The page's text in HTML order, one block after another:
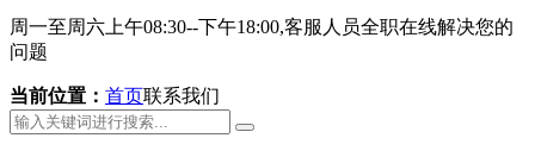
周一至周六上午08:30--下午18:00,客服人员全职在线解决您的
问题
当前位置： 首页联系我们